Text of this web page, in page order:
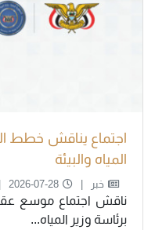
اجتماع يناقش خطط
المياه والبيئة
خبر 2026-07-28
ناقش اجتماع موسع عقد
برئاسة وزير المياه...